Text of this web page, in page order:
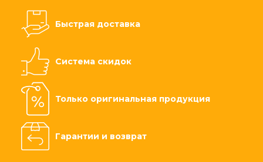
Быстрая доставка
Система скидок
Только оригинальная продукция
Гарантии и возврат